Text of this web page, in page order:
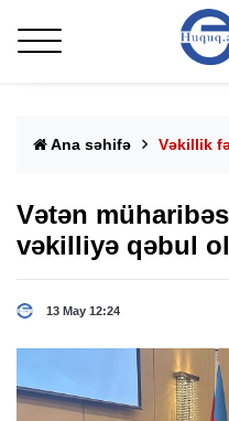
Ana səhifə Vəkillik
Vətən
vəkilliyə qəbul
13 May 12:24